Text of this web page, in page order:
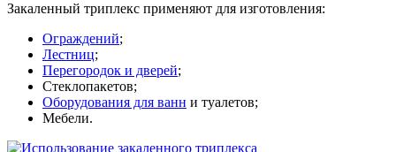
Закаленный триплекс применяют для изготовления:
Ограждений;
Лестниц;
Перегородок и дверей;
Стеклопакетов;
Оборудования для ванн и туалетов;
Мебели.